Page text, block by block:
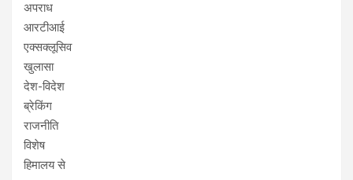
अपराध
आरटीआई
एक्सक्लूसिव
खुलासा
देश-विदेश
ब्रेकिंग
राजनीति
विशेष
हिमालय से